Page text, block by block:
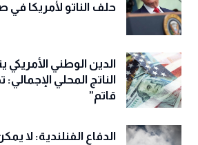
حلف الناتو لأمريكا في
الناتج المحلي
قاتم”
الدفاع الفنلندية: لا